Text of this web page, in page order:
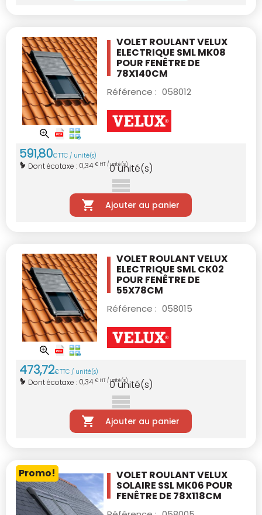
VOLET ROULANT VELUX
ELECTRIQUE SML MK08
POUR FENÊTRE DE
78X140CM
Référence : 058012
591,80€TTC / unité(s)
Dont écotaxe : 0,34€ HT / unité(s)
0unité(s)
Ajouter au panier
VOLET ROULANT VELUX
ELECTRIQUE SML CK02
POUR FENÊTRE DE
55X78CM
Référence : 058015
473,72€TTC / unité(s)
Dont écotaxe : 0,34€ HT / unité(s)
0unité(s)
Ajouter au panier
Promo! VOLET ROULANT VELUX
SOLAIRE SSL MK06 POUR
FENÊTRE DE 78X118CM